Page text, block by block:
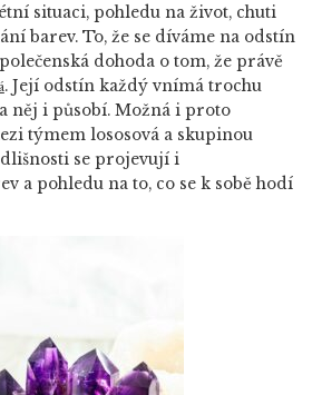
situaci, pohledu na život, chuti
barev. To, že se díváme na odstín
dohoda o tom, že právě
. Její odstín každý vnímá trochu
něj i působí. Možná i proto
týmem lososová a skupinou
se projevují i
a pohledu na to, co se k sobě hodí